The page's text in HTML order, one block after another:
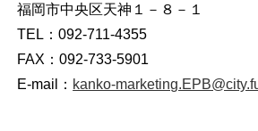
福岡市中央区天神１－８－１
TEL：092-711-4355
FAX：092-733-5901
E-mail： kanko-